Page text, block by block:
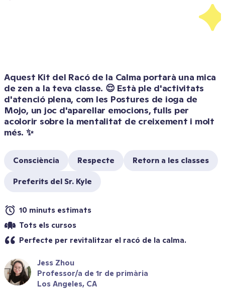
Aquest Kit del Racó de la Calma portarà una mica
de zen a la teva classe. 😌 Està ple d'activitats
d'atenció plena, com les Postures de ioga de
Mojo, un joc d'aparellar emocions, fulls per
acolorir sobre la mentalitat de creixement i molt
més. ✨
Consciència Respecte Retorn a les classes
Preferits del Sr. Kyle
10 minuts estimats
Tots els cursos
Perfecte per revitalitzar el racó de la calma.
Jess Zhou
Professor/a de 1r de primària
Los Angeles, CA